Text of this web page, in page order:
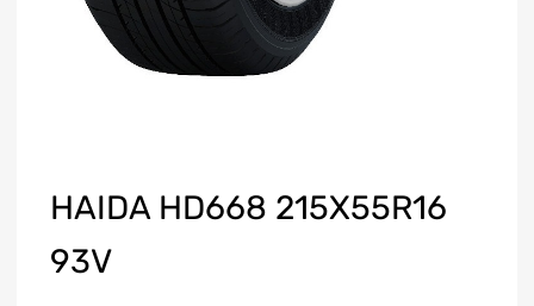
HAIDA HD668 215X55R16
93V